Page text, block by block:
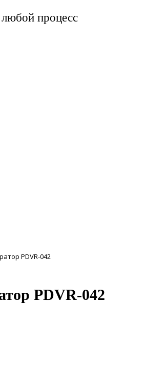
процесс
PDVR-042
PDVR-042
soft.Digital